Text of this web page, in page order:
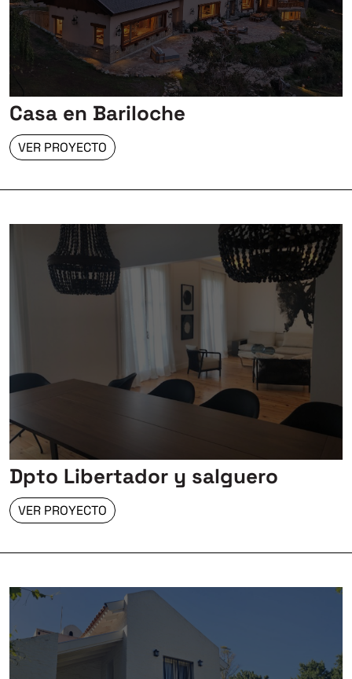
Casa en Bariloche
VER PROYECTO
Dpto Libertador y salguero
VER PROYECTO